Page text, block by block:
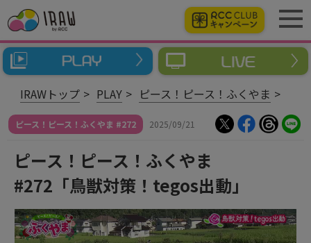
IRAWトップ PLAY ピース！ピース！ふくやま
ピース！ピース！ふくやま #272 2025/09/21
ピース！ピース！ふくやま
#272「鳥獣対策！tegos出動」